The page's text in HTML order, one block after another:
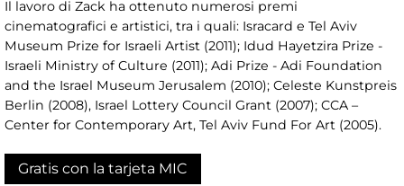
Il lavoro di Zack ha ottenuto numerosi premi
cinematografici e artistici, tra i quali: Isracard e Tel Aviv
Museum Prize for Israeli Artist (2011); Idud Hayetzira Prize -
Israeli Ministry of Culture (2011); Adi Prize - Adi Foundation
and the Israel Museum Jerusalem (2010); Celeste Kunstpreis
Berlin (2008), Israel Lottery Council Grant (2007); CCA –
Center for Contemporary Art, Tel Aviv Fund For Art (2005).
Gratis con la tarjeta MIC